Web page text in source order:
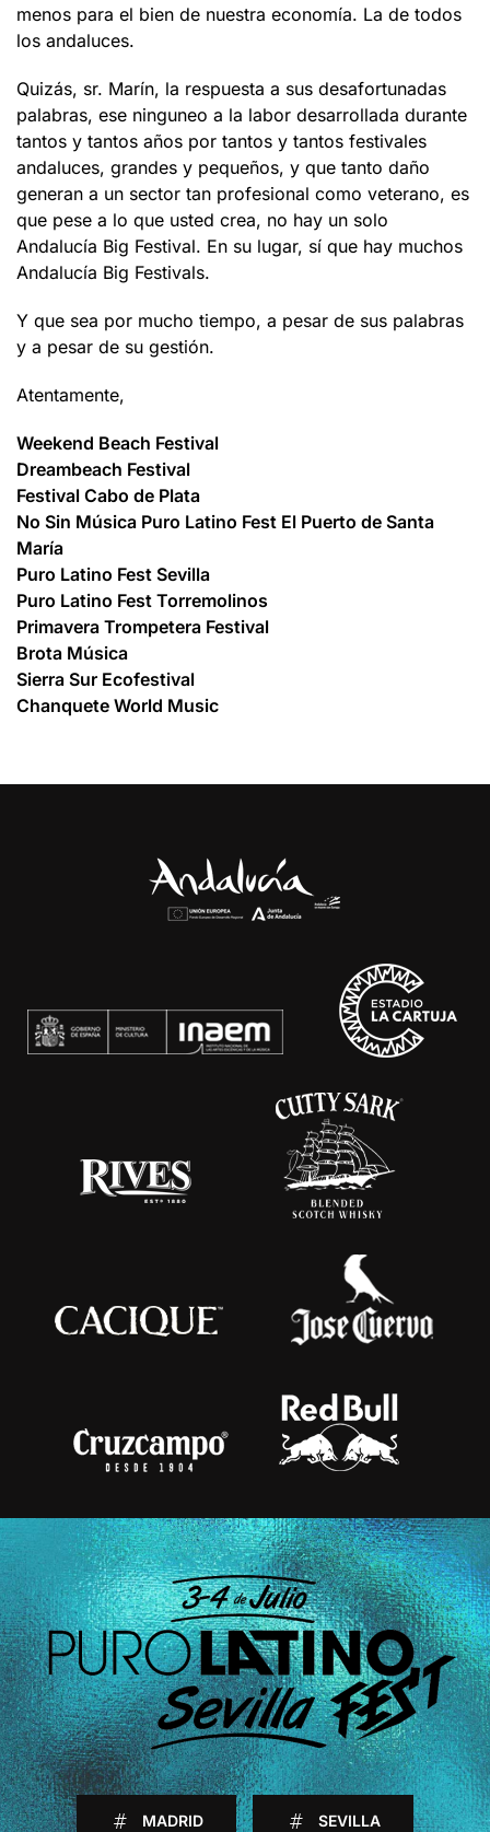
menos para el bien de nuestra economía. La de todos
los andaluces.
Quizás, sr. Marín, la respuesta a sus desafortunadas
palabras, ese ninguneo a la labor desarrollada durante
tantos y tantos años por tantos y tantos festivales
andaluces, grandes y pequeños, y que tanto daño
generan a un sector tan profesional como veterano, es
que pese a lo que usted crea, no hay un solo
Andalucía Big Festival. En su lugar, sí que hay muchos
Andalucía Big Festivals.
Y que sea por mucho tiempo, a pesar de sus palabras
y a pesar de su gestión.
Atentamente,
Weekend Beach Festival
Dreambeach Festival
Festival Cabo de Plata
No Sin Música Puro Latino Fest El Puerto de Santa
María
Puro Latino Fest Sevilla
Puro Latino Fest Torremolinos
Primavera Trompetera Festival
Brota Música
Sierra Sur Ecofestival
Chanquete World Music
MADRID SEVILLA